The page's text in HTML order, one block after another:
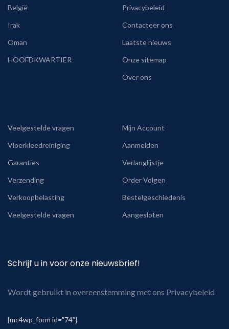
België
Irak
Oman
HOOFDKWARTIER
Privacybeleid
Contacteer ons
Laatste nieuws
Onze sitemap
Over ons
Veelgestelde vragen
Vloerkleedreiniging
Garanties
Verzending
Verkoopbelasting
Veelgestelde vragen
Mijn Account
Aanmelden
Verlanglijstje
Order Volgen
Bestelgeschiedenis
Aangesloten
Schrijf u in voor onze nieuwsbrief!
Wordt gebruikt in overeenstemming met ons Privacybeleid
[mc4wp_form id="74"]